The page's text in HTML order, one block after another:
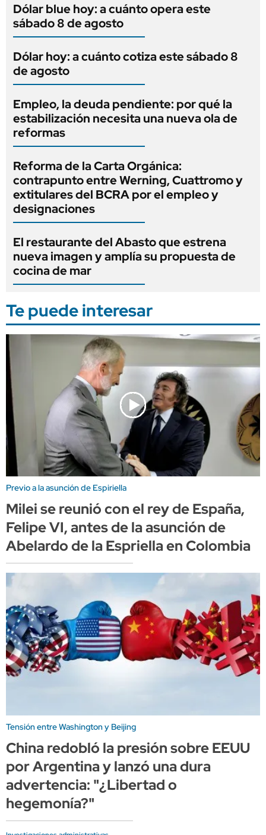
Dólar blue hoy: a cuánto opera este
sábado 8 de agosto
Dólar hoy: a cuánto cotiza este sábado 8
de agosto
Empleo, la deuda pendiente: por qué la
estabilización necesita una nueva ola de
reformas
Reforma de la Carta Orgánica:
contrapunto entre Werning, Cuattromo y
extitulares del BCRA por el empleo y
designaciones
El restaurante del Abasto que estrena
nueva imagen y amplía su propuesta de
cocina de mar
Te puede interesar
Previo a la asunción de Espiriella
Milei se reunió con el rey de España,
Felipe VI, antes de la asunción de
Abelardo de la Espriella en Colombia
Tensión entre Washington y Beijing
China redobló la presión sobre EEUU
por Argentina y lanzó una dura
advertencia: "¿Libertad o
hegemonía?"